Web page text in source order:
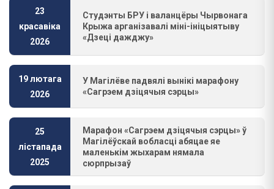
23
красавіка
2026
Студэнты БРУ і валанцёры Чырвонага
Крыжа арганізавалі міні-ініцыятыву
«Дзеці дажджу»
19 лютага
2026
У Магілёве падвялі вынікі марафону
«Сагрэем дзіцячыя сэрцы»
25
лістапада
2025
Марафон «Сагрэем дзіцячыя сэрцы» ў
Магілёўскай вобласці абяцае яе
маленькім жыхарам нямала
сюрпрызаў